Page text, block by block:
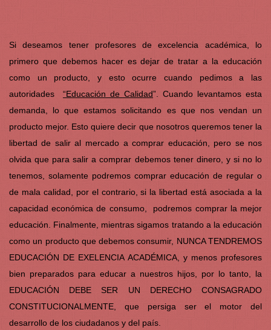
Si deseamos tener profesores de excelencia académica, lo
primero que debemos hacer es dejar de tratar a la educación
como un producto, y esto ocurre cuando pedimos a las
autoridades “Educación de Calidad”. Cuando levantamos esta
demanda, lo que estamos solicitando es que nos vendan un
producto mejor. Esto quiere decir que nosotros queremos tener la
libertad de salir al mercado a comprar educación, pero se nos
olvida que para salir a comprar debemos tener dinero, y si no lo
tenemos, solamente podremos comprar educación de regular o
de mala calidad, por el contrario, si la libertad está asociada a la
capacidad económica de consumo, podremos comprar la mejor
educación. Finalmente, mientras sigamos tratando a la educación
como un producto que debemos consumir, NUNCA TENDREMOS
EDUCACIÓN DE EXELENCIA ACADÉMICA, y menos profesores
bien preparados para educar a nuestros hijos, por lo tanto, la
EDUCACIÓN DEBE SER UN DERECHO CONSAGRADO
CONSTITUCIONALMENTE, que persiga ser el motor del
desarrollo de los ciudadanos y del país.